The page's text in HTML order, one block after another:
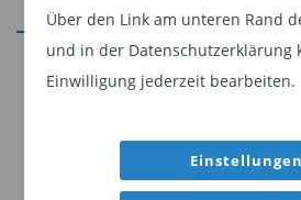
Über den Link am unteren Rand
und in der Datenschutzerklärung
Einwilligung jederzeit bearbeiten.
Einstellungen
Auch heute wächst die
während die Kaufkraft sinkt.
nicht unmittelbar daran, dass
Geldschöpfer sind die
Kreditvergabe. Auch
Jetzt
bestimmt. Mit Klick auf
Sie, dass Sie ein